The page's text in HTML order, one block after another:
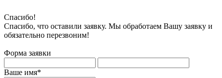
Спасибо!
Спасибо, что оставили заявку. Мы обработаем Вашу заявку и
обязательно перезвоним!
Форма заявки
Ваше имя*